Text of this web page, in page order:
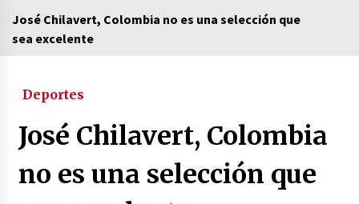
congreso en Colombia
Corina Machado y su sed de poder
José Chilavert, Colombia no es una selección que
sea excelente
Deportes
José Chilavert, Colombia
no es una selección que